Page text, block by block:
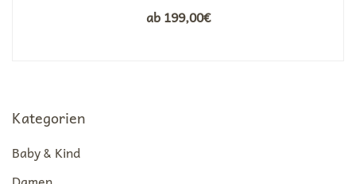
ab199,00€
Kategorien
Baby & Kind